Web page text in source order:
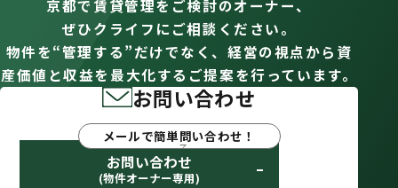
京都で賃貸管理をご検討のオーナー、
ぜひクライフにご相談ください。
物件を“管理する”だけでなく、経営の視点から資
産価値と収益を最大化するご提案を行っています。
お問い合わせ
メールで簡単問い合わせ！
お問い合わせ
(物件オーナー専用)